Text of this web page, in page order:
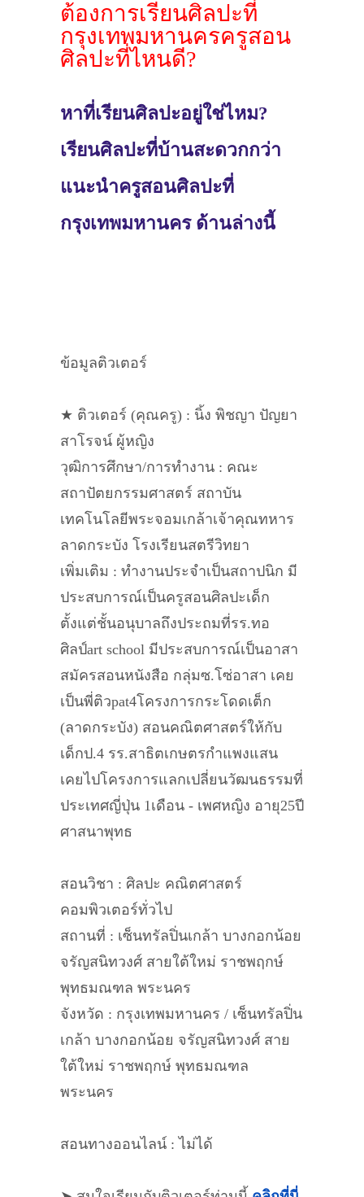
ต้องการเรียนศิลปะที่
กรุงเทพมหานครครูสอน
ศิลปะที่ไหนดี?
หาที่เรียนศิลปะอยู่ใช่ไหม?
เรียนศิลปะที่บ้านสะดวกกว่า
แนะนำครูสอนศิลปะที่
กรุงเทพมหานคร ด้านล่างนี้
ข้อมูลติวเตอร์
★ ติวเตอร์ (คุณครู) : นิ้ง พิชญา ปัญยา
สาโรจน์ ผู้หญิง
วุฒิการศึกษา/การทำงาน : คณะ
สถาปัตยกรรมศาสตร์ สถาบัน
เทคโนโลยีพระจอมเกล้าเจ้าคุณทหาร
ลาดกระบัง โรงเรียนสตรีวิทยา
เพิ่มเติม : ทำงานประจำเป็นสถาปนิก มี
ประสบการณ์เป็นครูสอนศิลปะเด็ก
ตั้งแต่ชั้นอนุบาลถึงประถมที่รร.ทอ
ศิลป์art school มีประสบการณ์เป็นอาสา
สมัครสอนหนังสือ กลุ่มซ.โซ่อาสา เคย
เป็นพี่ติวpat4โครงการกระโดดเต็ก
(ลาดกระบัง) สอนคณิตศาสตร์ให้กับ
เด็กป.4 รร.สาธิตเกษตรกำแพงแสน
เคยไปโครงการแลกเปลี่ยนวัฒนธรรมที่
ประเทศญี่ปุ่น 1เดือน - เพศหญิง อายุ25ปี
ศาสนาพุทธ
สอนวิชา : ศิลปะ คณิตศาสตร์
คอมพิวเตอร์ทั่วไป
สถานที่ : เซ็นทรัลปิ่นเกล้า บางกอกน้อย
จรัญสนิทวงศ์ สายใต้ใหม่ ราชพฤกษ์
พุทธมณฑล พระนคร
จังหวัด : กรุงเทพมหานคร / เซ็นทรัลปิ่น
เกล้า บางกอกน้อย จรัญสนิทวงศ์ สาย
ใต้ใหม่ ราชพฤกษ์ พุทธมณฑล
พระนคร
สอนทางออนไลน์ : ไม่ได้